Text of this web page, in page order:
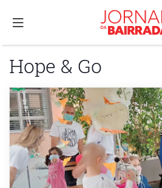
Hope & Go